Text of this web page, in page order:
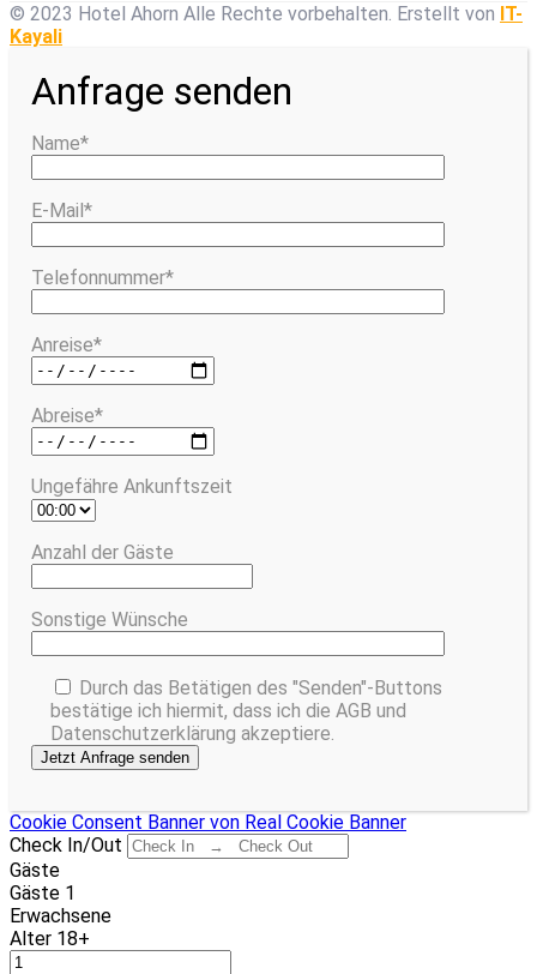
© 2023 Hotel Ahorn Alle Rechte vorbehalten. Erstellt von IT-
Kayali
Anfrage senden
Name*
E-Mail*
Telefonnummer*
Anreise*
Abreise*
Ungefähre Ankunftszeit
Anzahl der Gäste
Sonstige Wünsche
Durch das Betätigen des "Senden"-Buttons
bestätige ich hiermit, dass ich die AGB und
Datenschutzerklärung akzeptiere.
Cookie Consent Banner von Real Cookie Banner
Check In/Out
Gäste
Gäste 1
Erwachsene
Alter 18+